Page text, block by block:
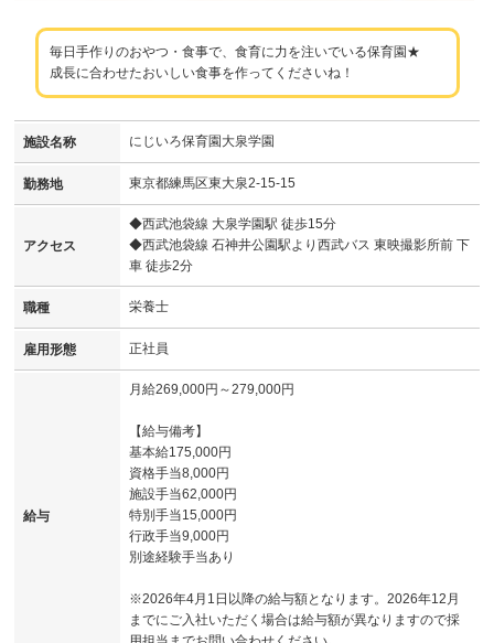
毎日手作りのおやつ・食事で、食育に力を注いでいる保育園★
成長に合わせたおいしい食事を作ってくださいね！
施設名称 にじいろ保育園大泉学園
勤務地 東京都練馬区東大泉2-15-15
アクセス
◆西武池袋線 大泉学園駅 徒歩15分
◆西武池袋線 石神井公園駅より西武バス 東映撮影所前 下
車 徒歩2分
職種 栄養士
雇用形態 正社員
給与
月給269,000円～279,000円
【給与備考】
基本給175,000円
資格手当8,000円
施設手当62,000円
特別手当15,000円
行政手当9,000円
別途経験手当あり
※2026年4月1日以降の給与額となります。2026年12月
までにご入社いただく場合は給与額が異なりますので採